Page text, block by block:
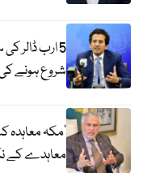
5 ارب ڈالر
شروع ہونے کی
‘مکہ معاہدہ
معاہدے کے